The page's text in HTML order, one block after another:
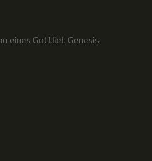
eines Gottlieb Genesis